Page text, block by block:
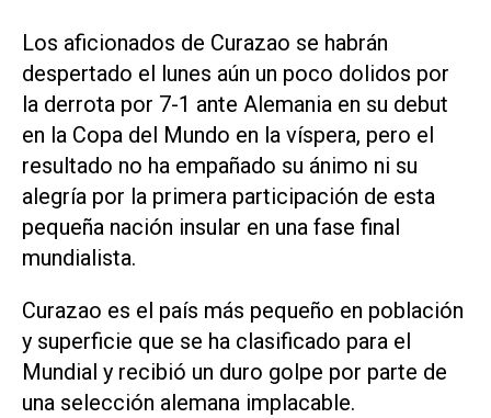
Los aficionados de Curazao se habrán
despertado el lunes aún un poco dolidos ‌por
la derrota por ‌7-1 ante Alemania en su debut
en la Copa del Mundo en la víspera, pero el
resultado no ha empañado su ánimo ni su
alegría por la primera participación de esta
pequeña nación insular en una fase final
mundialista.
Curazao es el país más ​pequeño en población
⁠y superficie que se ha clasificado para el
Mundial ‌y recibió un duro golpe por parte ⁠de
una selección alemana implacable.